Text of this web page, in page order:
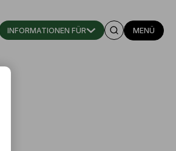
INFORMATIONEN FÜR MENÜ